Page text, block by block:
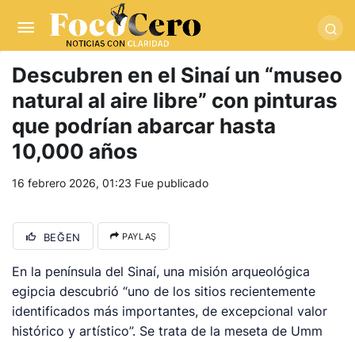
trwin giriş
masterbetting-palacebet1.com-
tlcasino giriş-betandyou-vbett34.com betovis34.net-
skyloftsbet
Descubren en el Sinaí un “museo
natural al aire libre” con pinturas
que podrían abarcar hasta
10,000 años
16 febrero 2026, 01:23 Fue publicado
BEĞEN PAYLAŞ
En la península del Sinaí, una misión arqueológica
egipcia descubrió “uno de los sitios recientemente
identificados más importantes, de excepcional valor
histórico y artístico”. Se trata de la meseta de Umm